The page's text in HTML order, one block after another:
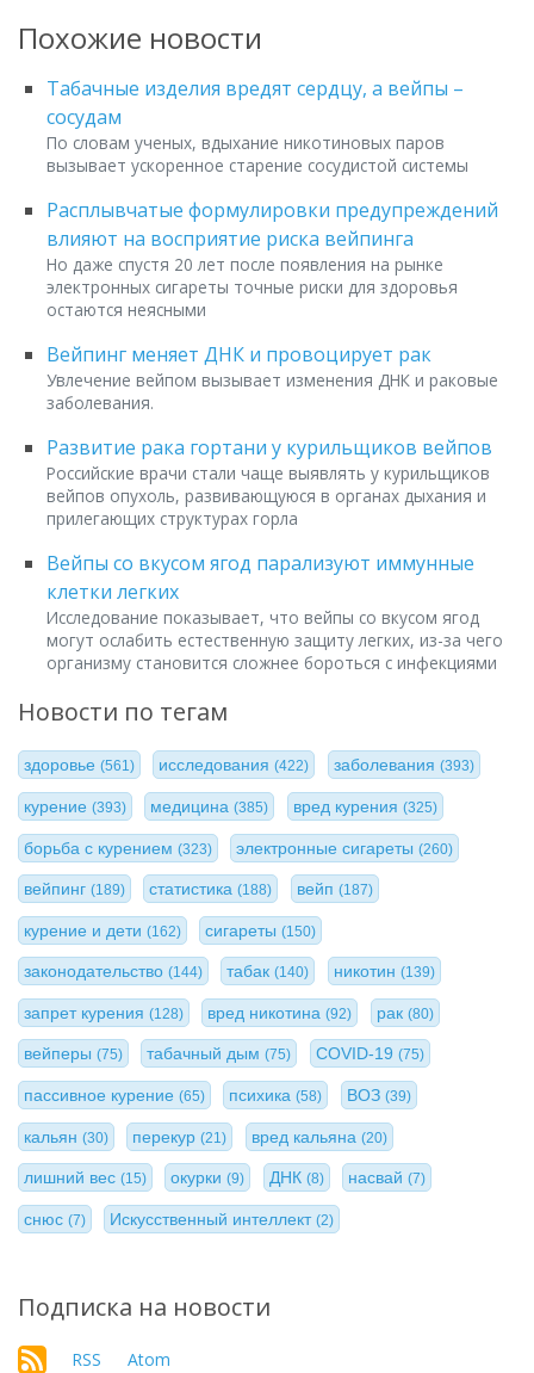
Похожие новости
Табачные изделия вредят сердцу, а вейпы –
сосудам
По словам ученых, вдыхание никотиновых паров
вызывает ускоренное старение сосудистой системы
Расплывчатые формулировки предупреждений
влияют на восприятие риска вейпинга
Но даже спустя 20 лет после появления на рынке
электронных сигареты точные риски для здоровья
остаются неясными
Вейпинг меняет ДНК и провоцирует рак
Увлечение вейпом вызывает изменения ДНК и раковые
заболевания.
Развитие рака гортани у курильщиков вейпов
Российские врачи стали чаще выявлять у курильщиков
вейпов опухоль, развивающуюся в органах дыхания и
прилегающих структурах горла
Вейпы со вкусом ягод парализуют иммунные
клетки легких
Исследование показывает, что вейпы со вкусом ягод
могут ослабить естественную защиту легких, из-за чего
организму становится сложнее бороться с инфекциями
Новости по тегам
здоровье (561) исследования(422) заболевания (393)
курение (393) медицина(385) вред курения (325)
борьба с курением (323) электронные сигареты(260)
вейпинг (189) статистика(188) вейп (187)
курение и дети (162) сигареты(150)
законодательство (144) табак(140) никотин (139)
запрет курения (128) вред никотина(92) рак (80)
вейперы (75) табачный дым(75) COVID-19 (75)
пассивное курение (65) психика(58) ВОЗ (39)
кальян (30) перекур(21) вред кальяна (20)
лишний вес (15) окурки(9) ДНК (8) насвай(7)
снюс (7) Искусственный интеллект(2)
Подписка на новости
RSS Atom